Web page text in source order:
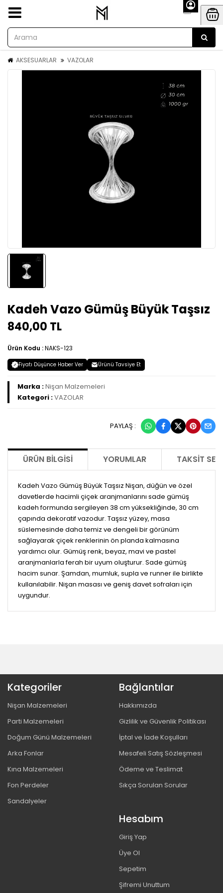
AKSESUARLAR VAZOLAR
Kadeh Vazo Gümüş Büyük Taşsız
840,00 TL
Ürün Kodu :NAKS-123
Fiyatı Düşünce Haber Ver Ürünü Tavsiye Et
Marka :Nişan Malzemeleri
Kategori :VAZOLAR
PAYLAŞ :
ÜRÜN BILGISI YORUMLAR TAKSIT
Kadeh Vazo Gümüş Büyük Taşsız Nişan, düğün ve özel
davetlerde hacimli çiçek aranjmanlarını sade gümüş
kadeh formunda sergileyen 38 cm yüksekliğinde, 30 cm
çapında dekoratif vazodur. Taşsız yüzey, masa
süslemesinde daha temiz ve dengeli bir görünüm
sağlayarak çiçek renklerinin ön planda kalmasına
yardımcı olur. Gümüş renk, beyaz, mavi ve pastel
aranjmanlarla ferah bir uyum oluşturur. Sade gümüş
hacim sunar. Şamdan, mumluk, supla ve runner ile birlikte
kullanılabilir. Nişan masası ve geniş davet sofraları için
uygundur.
Kategoriler
Nişan Malzemeleri
Parti Malzemeleri
Doğum Günü Malzemeleri
Arka Fonlar
Kına Malzemeleri
Fon Perdeler
Sandalyeler
Bağlantılar
Hakkımızda
Gizlilik ve Güvenlik Politikası
İptal ve İade Koşulları
Mesafeli Satış Sözleşmesi
Ödeme ve Teslimat
Sıkça Sorulan Sorular
Hesabım
Giriş Yap
Üye Ol
Sepetim
Şifremi Unuttum